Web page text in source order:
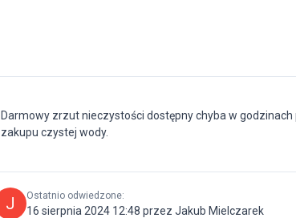
Darmowy zrzut nieczystości dostępny chyba w
zakupu czystej wody.
J Ostatnio odwiedzone:
16 sierpnia 2024 12:48 przez Jakub Mielczarek